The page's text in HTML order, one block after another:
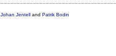
Johan Jentelland Patrik Bodin